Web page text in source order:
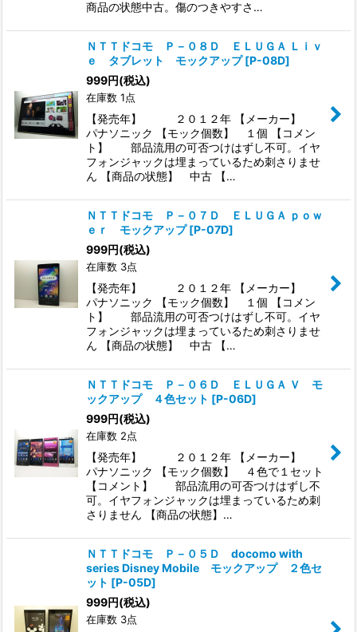
商品の状態中古。傷のつきやすさ…
ＮＴＴドコモ Ｐ－０８Ｄ ＥＬＵＧＡ Ｌｉｖ
ｅ タブレット モックアップ [P-08D]
999円(税込)
在庫数 1点
【発売年】 ２０１２年 【メーカー】
パナソニック 【モック個数】 １個 【コメン
ト】 部品流用の可否つけはずし不可。イヤ
フォンジャックは埋まっているため刺さりませ
ん 【商品の状態】 中古 【…
ＮＴＴドコモ Ｐ－０７Ｄ ＥＬＵＧＡ ｐｏｗ
ｅｒ モックアップ [P-07D]
999円(税込)
在庫数 3点
【発売年】 ２０１２年 【メーカー】
パナソニック 【モック個数】 １個 【コメン
ト】 部品流用の可否つけはずし不可。イヤ
フォンジャックは埋まっているため刺さりませ
ん 【商品の状態】 中古 【…
ＮＴＴドコモ Ｐ－０６Ｄ ＥＬＵＧＡ Ｖ モ
ックアップ ４色セット [P-06D]
999円(税込)
在庫数 2点
【発売年】 ２０１２年 【メーカー】
パナソニック 【モック個数】 ４色で１セット
【コメント】 部品流用の可否つけはずし不
可。イヤフォンジャックは埋まっているため刺
さりません 【商品の状態】…
ＮＴＴドコモ Ｐ－０５Ｄ docomo with
series Disney Mobile モックアップ ２色セ
ット [P-05D]
999円(税込)
在庫数 3点